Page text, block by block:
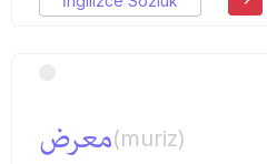
معرض(muriz)